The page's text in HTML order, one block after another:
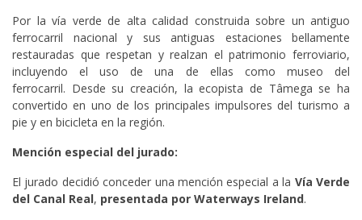
Por la vía verde de alta calidad construida sobre un antiguo
ferrocarril nacional y sus antiguas estaciones bellamente
restauradas que respetan y realzan el patrimonio ferroviario,
incluyendo el uso de una de ellas como museo del
ferrocarril. Desde su creación, la ecopista de Tâmega se ha
convertido en uno de los principales impulsores del turismo a
pie y en bicicleta en la región.
Mención especial del jurado:
El jurado decidió conceder una mención especial a la Vía Verde
del Canal Real, presentada por Waterways Ireland.